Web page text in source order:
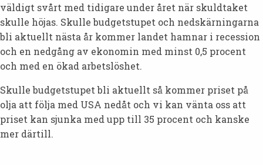
väldigt svårt med tidigare under året när skuldtaket
skulle höjas. Skulle budgetstupet och nedskärningarna
bli aktuellt nästa år kommer landet hamnar i recession
och en nedgång av ekonomin med minst 0,5 procent
och med en ökad arbetslöshet.
Skulle budgetstupet bli aktuellt så kommer priset på
olja att följa med USA nedåt och vi kan vänta oss att
priset kan sjunka med upp till 35 procent och kanske
mer därtill.